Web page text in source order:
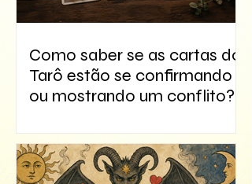
Como saber se as cartas do
Tarô estão se confirmando
ou mostrando um conflito?